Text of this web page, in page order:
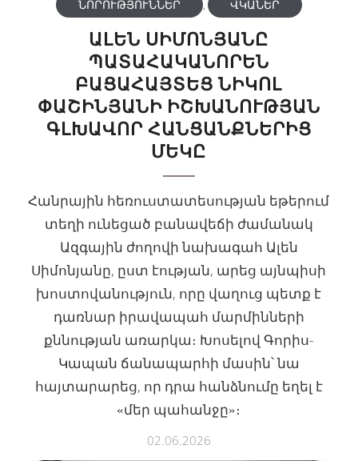
ԱԼԵՆ ՍԻՄՈՆՅԱՆԸ
ՊԱՏԱՀԱԿԱՆՈՐԵՆ
ԲԱՑԱՀԱՅՏԵՑ ՆԻԿՈԼ
ՓԱՇԻՆՅԱՆԻ ԻՇԽԱՆՈՒԹՅԱՆ
ԳԼԽԱՎՈՐ ՀԱՆՑԱՆՔՆԵՐԻՑ
ՄԵԿԸ
ՆՈՐՈՒԹՅՈՒՆՆԵՐ , ՎԿԱՆԵՐ
Հանրային հեռուստատեսության եթերում
տեղի ունեցած բանավեճի ժամանակ
Ազգային ժողովի նախագահ Ալեն
Սիմոնյանը, ըստ էության, արեց այնպիսի
խոստովանություն, որը վաղուց պետք է
դառնար իրավապահ մարմինների
քննության առարկա։ Խոսելով Գորիս-
Կապան ճանապարհի մասին՝ նա
հայտարարեց, որ դրա հանձնումը եղել է
«մեր պահանջը»։
02.06.2026